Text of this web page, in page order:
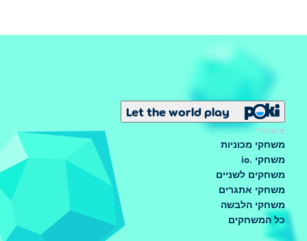
Let the world play
פופולרי
משחקי מכוניות
משחקי .io
משחקים לשניים
משחקי אתגרים
משחקי הלבשה
כל המשחקים